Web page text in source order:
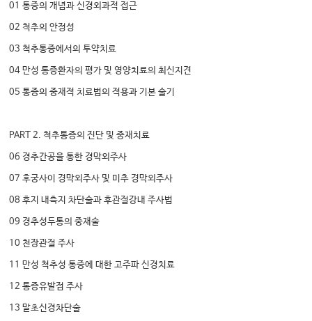
01 통증의 개념과 신경외과적 접근
02 척추의 안정성
03 척추통증에서의 투약치료
04 만성 통증환자의 평가 및 영양치료의 최신지견
05 통증의 중재적 치료법의 적용과 기본 술기
PART 2. 척추통증의 진단 및 중재치료
06 경추간공을 통한 경막외주사
07 후궁사이 경막외주사 및 미추 경막외주사
08 후지 내측지 차단술과 후관절강내 주사법
09 경추성두통의 중재술
10 천장관절 주사
11 만성 척추성 통증에 대한 고주파 신경치료
12 통증유발점 주사
13 말초신경차단술